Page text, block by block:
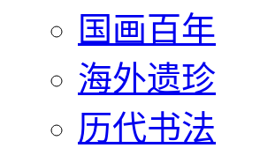
国画百年
海外遗珍
历代书法